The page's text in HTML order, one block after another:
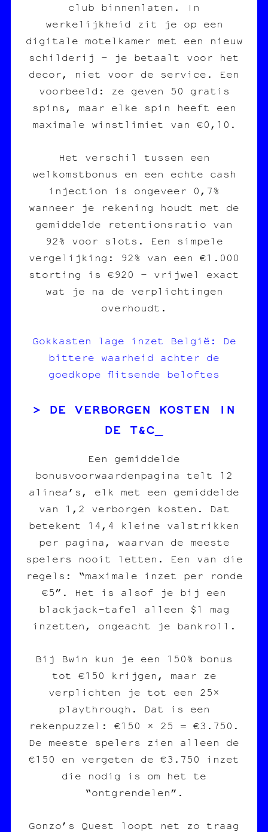
club binnenlaten. In
werkelijkheid zit je op een
digitale motelkamer met een nieuw
schilderij – je betaalt voor het
decor, niet voor de service. Een
voorbeeld: ze geven 50 gratis
spins, maar elke spin heeft een
maximale winstlimiet van €0,10.
Het verschil tussen een
welkomstbonus en een echte cash
injection is ongeveer 0,7%
wanneer je rekening houdt met de
gemiddelde retentionsratio van
92% voor slots. Een simpele
vergelijking: 92% van een €1.000
storting is €920 – vrijwel exact
wat je na de verplichtingen
overhoudt.
Gokkasten lage inzet België: De
bittere waarheid achter de
goedkope flitsende beloftes
DE VERBORGEN KOSTEN IN
DE T&C
Een gemiddelde
bonusvoorwaardenpagina telt 12
alinea’s, elk met een gemiddelde
van 1,2 verborgen kosten. Dat
betekent 14,4 kleine valstrikken
per pagina, waarvan de meeste
spelers nooit letten. Een van die
regels: “maximale inzet per ronde
€5”. Het is alsof je bij een
blackjack-tafel alleen $1 mag
inzetten, ongeacht je bankroll.
Bij Bwin kun je een 150% bonus
tot €150 krijgen, maar ze
verplichten je tot een 25×
playthrough. Dat is een
rekenpuzzel: €150 × 25 = €3.750.
De meeste spelers zien alleen de
€150 en vergeten de €3.750 inzet
die nodig is om het te
“ontgrendelen”.
Gonzo’s Quest loopt net zo traag